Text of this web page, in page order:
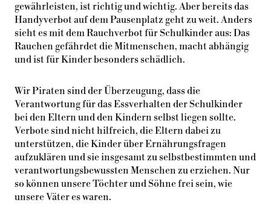
gewährleisten, ist richtig und wichtig. Aber bereits das
Handyverbot auf dem Pausenplatz geht zu weit. Anders
sieht es mit dem Rauchverbot für Schulkinder aus: Das
Rauchen gefährdet die Mitmenschen, macht abhängig
und ist für Kinder besonders schädlich.
Wir Piraten sind der Überzeugung, dass die
Verantwortung für das Essverhalten der Schulkinder
bei den Eltern und den Kindern selbst liegen sollte.
Verbote sind nicht hilfreich, die Eltern dabei zu
unterstützen, die Kinder über Ernährungsfragen
aufzuklären und sie insgesamt zu selbstbestimmten und
verantwortungsbewussten Menschen zu erziehen. Nur
so können unsere Töchter und Söhne frei sein, wie
unsere Väter es waren.